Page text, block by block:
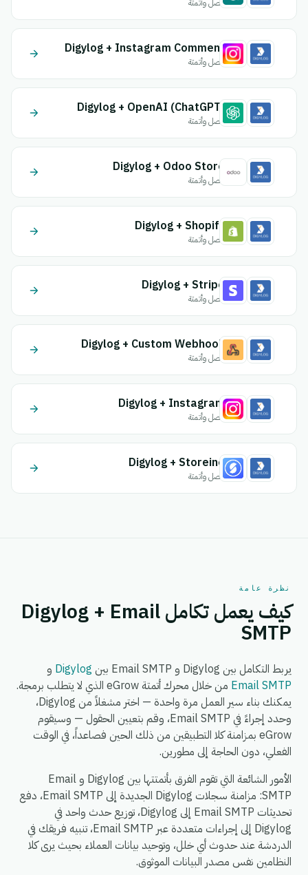
اتصل وأتمتة
Digylog + Instagram Comment
اتصل وأتمتة
Digylog + OpenAI (ChatGPT)
اتصل وأتمتة
Digylog + Odoo Store
اتصل وأتمتة
Digylog + Shopify
اتصل وأتمتة
Digylog + Stripe
اتصل وأتمتة
Digylog + Custom Webhook
اتصل وأتمتة
Digylog + Instagram
اتصل وأتمتة
Digylog + Storeino
اتصل وأتمتة
نظرة عامة
كيف يعمل تكامل Digylog + Email
SMTP
يربط التكامل بين Digylog و Email SMTP بين Digylog و
Email SMTP
من خلال محرك أتمتة eGrow الذي لا يتطلب برمجة.
يمكنك بناء سير العمل مرة واحدة — اختر مشغلاً من Digylog،
وحدد إجراءً في Email SMTP، وقم بتعيين الحقول — وسيقوم
eGrow بمزامنة كلا التطبيقين من ذلك الحين فصاعداً، في الوقت
الفعلي، دون الحاجة إلى مطورين.
الأمور الشائعة التي تقوم الفرق بأتمتتها بين Digylog و Email
SMTP: مزامنة سجلات Digylog الجديدة إلى Email SMTP، دفع
تحديثات Email SMTP إلى Digylog، توزيع حدث واحد في
Digylog إلى إجراءات متعددة عبر Email SMTP، تنبيه فريقك في
الدردشة عند حدوث أي خلل، وتوحيد بيانات العملاء بحيث يرى كلا
النظامين نفس مصدر البيانات الموثوق.